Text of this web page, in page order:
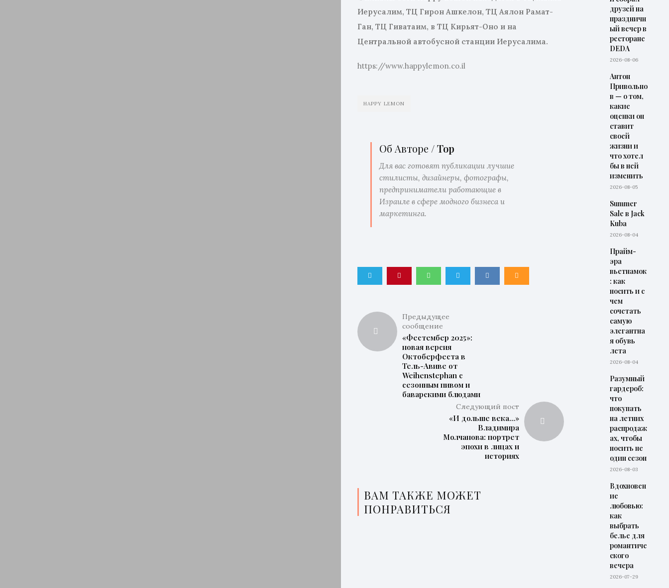
Иерусалим, ТЦ Гирон Ашкелон, ТЦ Аялон Рамат-
Ган, ТЦ Гиватаим, в ТЦ Кирьят-Оно и на
Центральной автобусной станции Иерусалима.
https://www.happylemon.co.il
HAPPY LEMON
Об Авторе /Top
Для вас готовят публикации лучшие
стилисты, дизайнеры, фотографы,
предприниматели работающие в
Израиле в сфере модного бизнеса и
маркетинга.
Предыдущее
сообщение
«Фестембер 2025»:
новая версия
Октоберфеста в
Тель-Авиве от
Weihenstephan с
сезонным пивом и
баварскими блюдами
Следующий пост
«И дольше века…»
Владимира
Молчанова: портрет
эпохи в лицах и
историях
ВАМ ТАКЖЕ МОЖЕТ
ПОНРАВИТЬСЯ
друзей на
праздничн
ый вечер в
ресторане
DEDA
2026-08-06
Антон
Привольно
в — о том,
какие
оценки он
ставит
своей
жизни и
что хотел
бы в ней
изменить
2026-08-05
Summer
Sale в Jack
Kuba
2026-08-04
Прайм-
эра
вьетнамок
: как
носить и с
чем
сочетать
самую
элегантна
я обувь
лета
2026-08-04
Разумный
гардероб:
что
покупать
на летних
распродаж
ах, чтобы
носить не
один сезон
2026-08-03
Вдохновен
ие
любовью:
как
выбрать
белье для
романтиче
ского
вечера
2026-07-29